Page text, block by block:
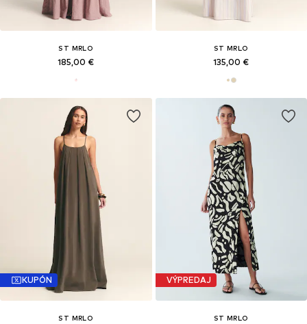
ST MRLO
185,00 €
ST MRLO
135,00 €
KUPÓN
ST MRLO
VÝPREDAJ
ST MRLO